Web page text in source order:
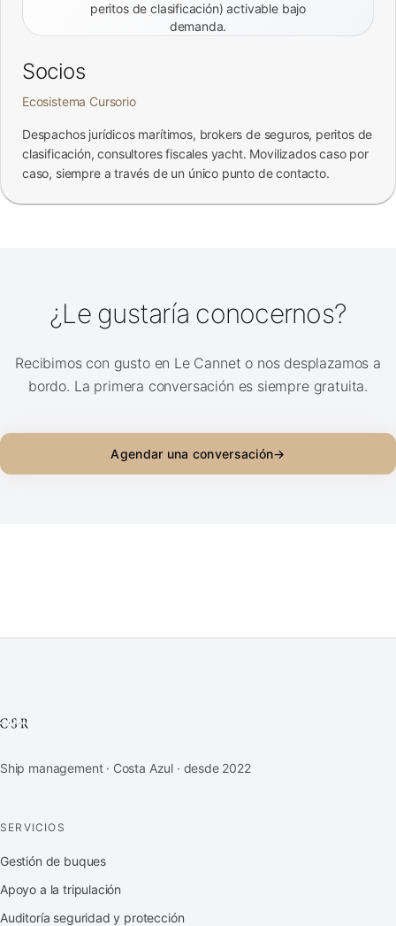
peritos de clasificación) activable bajo
demanda.
Socios
Ecosistema Cursorio
Despachos jurídicos marítimos, brokers de seguros, peritos de
clasificación, consultores fiscales yacht. Movilizados caso por
caso, siempre a través de un único punto de contacto.
¿Le gustaría conocernos?
Recibimos con gusto en Le Cannet o nos desplazamos a
bordo. La primera conversación es siempre gratuita.
Agendar una conversación→
Ship management · Costa Azul · desde 2022
SERVICIOS
Gestión de buques
Apoyo a la tripulación
Auditoría seguridad y protección